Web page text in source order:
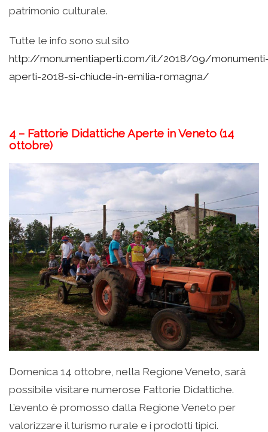
patrimonio culturale.
Tutte le info sono sul sito
http://monumentiaperti.com/it/2018/09/
aperti-2018-si-chiude-in-emilia-romagna/
4 – Fattorie Didattiche Aperte in Veneto (14
ottobre)
Domenica 14 ottobre, nella Regione Veneto, sarà
possibile visitare numerose Fattorie Didattiche.
L’evento è promosso dalla Regione Veneto per
valorizzare il turismo rurale e i prodotti tipici.